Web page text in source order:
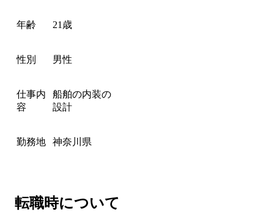
年齢 21歳
性別 男性
仕事内
容
船舶の内装の
設計
勤務地 神奈川県
転職時について